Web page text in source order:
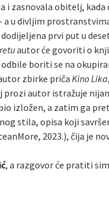
zasnovala obitelj, kada
u divljim
dodijeljena prvi put u
autor će govoriti o
boriti se na
zbirke priča Kino Lika
prozi autor istražuje
izložen, a zatim ga
stila, opisa koji
2023.), čija je
, a razgovor će pratiti